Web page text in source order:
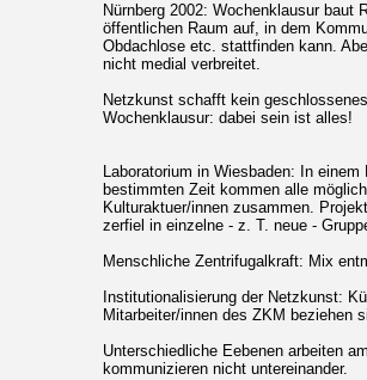
Nürnberg 2002: Wochenklausur baut
öffentlichen Raum auf, in dem
Obdachlose etc. stattfinden kann.
nicht medial verbreitet.
Netzkunst schafft kein
Wochenklausur: dabei sein ist alles!
Laboratorium in Wiesbaden: In
bestimmten Zeit kommen alle
Kulturaktuer/innen zusammen.
zerfiel in einzelne - z. T. neue -
Menschliche Zentrifugalkraft: Mix
Institutionalisierung der Netzkunst:
Mitarbeiter/innen des ZKM beziehen
Unterschiedliche Eebenen arbeiten
kommunizieren nicht untereinander.